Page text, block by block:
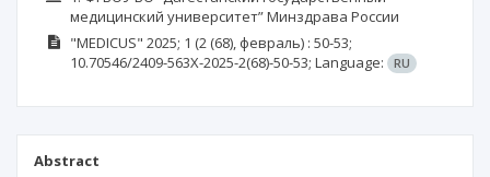
медицинский университет” Минздрава России
"MEDICUS" 2025; 1 (2 (68), февраль) : 50-53;
10.70546/2409-563X-2025-2(68)-50-53; Language: RU
Abstract